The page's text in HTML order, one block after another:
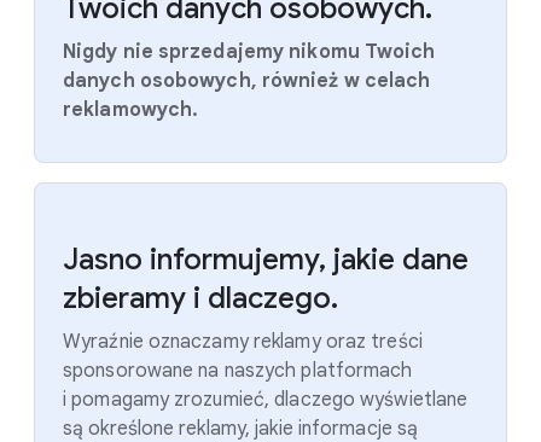
Twoich danych osobowych.
Nigdy nie sprzedajemy nikomu Twoich
danych osobowych, również w celach
reklamowych.
Jasno informujemy, jakie dane
zbieramy i dlaczego.
Wyraźnie oznaczamy reklamy oraz treści
sponsorowane na naszych platformach
i pomagamy zrozumieć, dlaczego wyświetlane
są określone reklamy, jakie informacje są